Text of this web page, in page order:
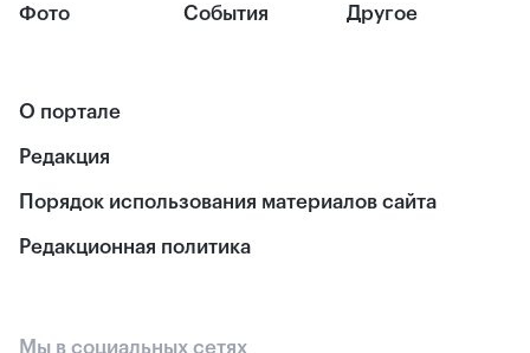
Фото События Другое
О портале
Редакция
Порядок использования материалов сайта
Редакционная политика
Мы в социальных сетях